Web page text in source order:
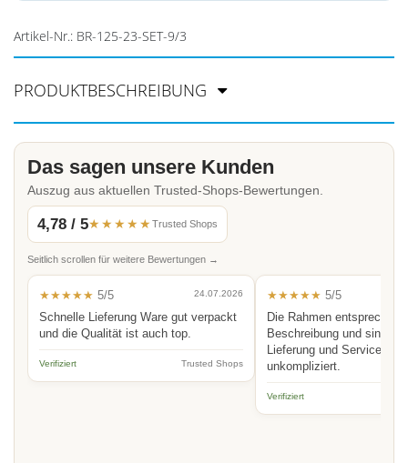
Artikel-Nr.: BR-125-23-SET-9/3
PRODUKTBESCHREIBUNG
Das sagen unsere Kunden
Auszug aus aktuellen Trusted-Shops-Bewertungen.
4,78 / 5★★★★★ Trusted Shops
Seitlich scrollen für weitere Bewertungen →
★★★★★ 5/5 24.07.2026
Schnelle Lieferung Ware gut verpackt
und die Qualität ist auch top.
Verifiziert Trusted Shops
★★★★★ 5/5
Die Rahmen entsprechen
Beschreibung und sind
Lieferung und Service
unkompliziert.
Verifiziert